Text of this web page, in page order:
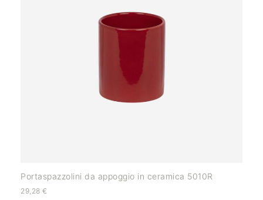
Portaspazzolini da appoggio in ceramica 5010R
29,28 €